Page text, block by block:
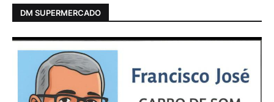
DM SUPERMERCADO